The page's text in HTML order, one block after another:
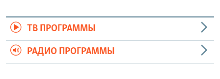
ТВ ПРОГРАММЫ
РАДИО ПРОГРАММЫ